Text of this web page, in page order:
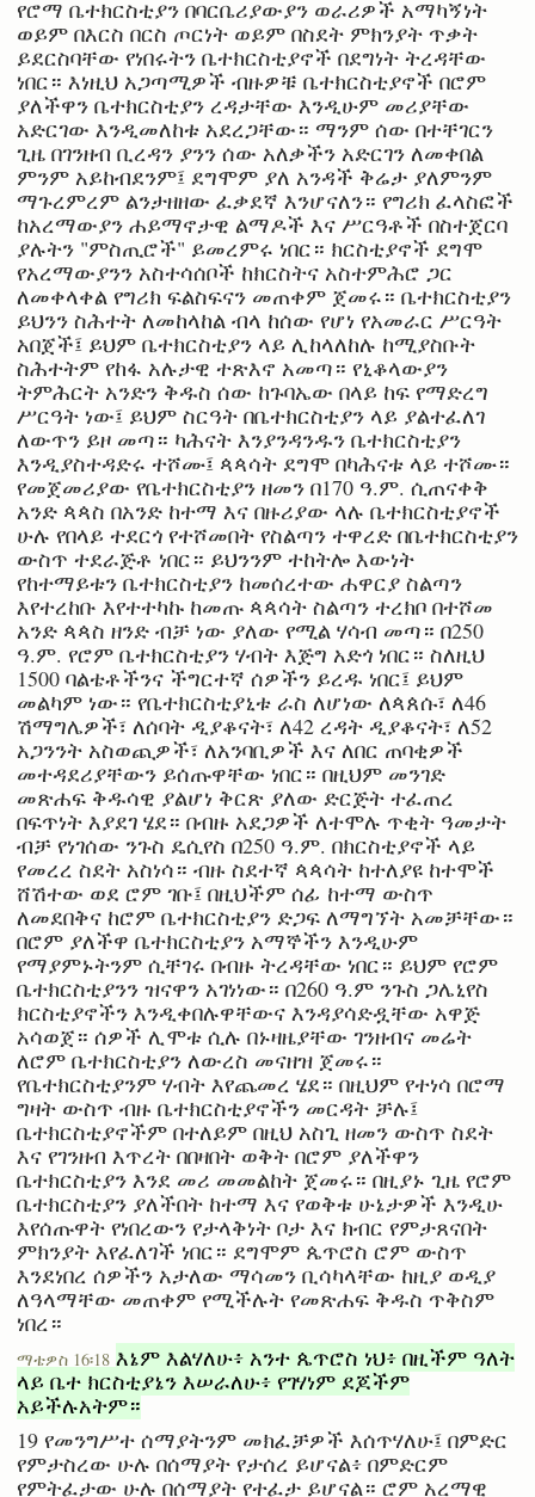
የሮማ ቤተክርስቲያን በባርቤሪያውያን ወራሪዎች አማካኝነት
ወይም በእርስ በርስ ጦርነት ወይም በስደት ምክንያት ጥቃት
ይደርስባቸው የነበሩትን ቤተክርስቲያኖች በደግነት ትረዳቸው
ነበር። እነዚህ አጋጣሚዎች ብዙዎቹ ቤተክርስቲያኖች በሮም
ያለችዋን ቤተክርስቲያን ረዳታቸው እንዲሁም መሪያቸው
አድርገው እንዲመለከቱ አደረጋቸው። ማንም ሰው በተቸገርን
ጊዜ በገንዘብ ቢረዳን ያንን ሰው አለቃችን አድርገን ለመቀበል
ምንም አይከብደንም፤ ደግሞም ያለ አንዳች ቅሬታ ያለምንም
ማጉረምረም ልንታዘዘው ፈቃደኛ እንሆናለን። የግሪክ ፈላስፎች
ከአረማውያን ሐይማኖታዊ ልማዶች እና ሥርዓቶች በስተጀርባ
ያሉትን "ምስጢሮች" ይመረምሩ ነበር። ክርስቲያኖች ደግሞ
የአረማውያንን አስተሳሰቦች ከክርስትና አስተምሕሮ ጋር
ለመቀላቀል የግሪክ ፍልስፍናን መጠቀም ጀመሩ። ቤተክርስቲያን
ይህንን ስሕተት ለመከላከል ብላ ከሰው የሆነ የአመራር ሥርዓት
አበጀች፤ ይህም ቤተክርስቲያን ላይ ሊከላለከሉ ከሚያስቡት
ስሕተትም የከፋ አሉታዊ ተጽእኖ አመጣ። የኒቆላውያን
ትምሕርት አንድን ቅዱስ ሰው ከጉባኤው በላይ ከፍ የማድረግ
ሥርዓት ነው፤ ይህም ስርዓት በቤተክርስቲያን ላይ ያልተፈለገ
ለውጥን ይዞ መጣ። ካሕናት እንያንዳንዱን ቤተክርስቲያን
እንዲያስተዳድሩ ተሾሙ፤ ጳጳሳት ደግሞ በካሕናቱ ላይ ተሾሙ።
የመጀመሪያው የቤተክርስቲያን ዘመን በ170 ዓ.ም. ሲጠናቀቅ
አንድ ጳጳስ በአንድ ከተማ እና በዙሪያው ላሉ ቤተክርስቲያኖች
ሁሉ የበላይ ተደርጎ የተሾመበት የስልጣን ተዋረድ በቤተክርስቲያን
ውስጥ ተደራጅቶ ነበር። ይህንንም ተከትሎ እውነት
የከተማይቱን ቤተክርስቲያን ከመሰረተው ሐዋርያ ስልጣን
እየተረከቡ እየተተካኩ ከመጡ ጳጳሳት ስልጣን ተረክቦ በተሾመ
አንድ ጳጳስ ዘንድ ብቻ ነው ያለው የሚል ሃሳብ መጣ። በ250
ዓ.ም. የሮም ቤተክርስቲያን ሃብት እጅግ አድጎ ነበር። ስለዚህ
1500 ባልቴቶችንና ችግርተኛ ሰዎችን ይረዱ ነበር፤ ይህም
መልካም ነው። የቤተክርስቲያኒቱ ራስ ለሆነው ለጳጰሱ፣ ለ46
ሽማግሌዎች፣ ለሰባት ዲያቆናት፣ ለ42 ረዳት ዲያቆናት፣ ለ52
አጋንንት አስወጪዎች፣ ለአንባቢዎች እና ለበር ጠባቂዎች
መተዳደሪያቸውን ይሰጡዋቸው ነበር። በዚህም መንገድ
መጽሐፍ ቅዱሳዊ ያልሆነ ቅርጽ ያለው ድርጅት ተፈጠረ
በፍጥነት እያደገ ሄደ። በብዙ አደጋዎች ለተሞሉ ጥቂት ዓመታት
ብቻ የነገሰው ንጉስ ዴሲየስ በ250 ዓ.ም. በክርስቲያኖች ላይ
የመረረ ስደት አስነሳ። ብዙ ስደተኛ ጳጳሳት ከተለያዩ ከተሞች
ሸሽተው ወደ ሮም ገቡ፤ በዚህችም ሰፊ ከተማ ውስጥ
ለመደበቅና ከሮም ቤተክርስቲያን ድጋፍ ለማግኘት አመቻቸው።
በሮም ያለችዋ ቤተክርስቲያን አማኞችን እንዲሁም
የማያምኑትንም ሲቸገሩ በብዙ ትረዳቸው ነበር። ይህም የሮም
ቤተክርስቲያንን ዝናዋን አገነነው። በ260 ዓ.ም ንጉስ ጋሌኒየስ
ክርስቲያኖችን እንዲቀበሉዋቸውና እንዳያሳድዷቸው አዋጅ
አሳወጀ። ሰዎች ሊሞቱ ሲሉ በኑዛዜያቸው ገንዘብና መሬት
ለሮም ቤተክርስቲያን ለውረስ መናዘዝ ጀመሩ።
የቤተክርስቲያንም ሃብት እየጨመረ ሄደ። በዚህም የተነሳ በሮማ
ግዛት ውስጥ ብዙ ቤተክርስቲያኖችን መርዳት ቻሉ፤
ቤተክርስቲያኖችም በተለይም በዚህ አስጊ ዘመን ውስጥ ስደት
እና የገንዘብ እጥረት በበዛበት ወቅት በሮም ያለችዋን
ቤተክርስቲያን እንደ መሪ መመልከት ጀመሩ። በዚያኑ ጊዜ የሮም
ቤተክርስቲያን ያለችበት ከተማ እና የወቅቱ ሁኔታዎች እንዲሁ
እየሰጡዋት የነበረውን የታላቅነት ቦታ እና ክብር የምታጸናበት
ምክንያት እየፈለገች ነበር። ደግሞም ጴጥሮስ ሮም ውስጥ
እንደነበረ ሰዎችን አታለው ማሳመን ቢሳካላቸው ከዚያ ወዲያ
ለዓላማቸው መጠቀም የሚችሉት የመጽሐፍ ቅዱስ ጥቅስም
ነበረ።
ማቴዎስ 16፡18 እኔም እልሃለሁ፥ አንተ ጴጥሮስ ነህ፥ በዚችም ዓለት
ላይ ቤተ ክርስቲያኔን እሠራለሁ፥ የገሃነም ደጆችም
አይችሉአትም።
19 የመንግሥተ ሰማያትንም መክፈቻዎች እሰጥሃለሁ፤ በምድር
የምታስረው ሁሉ በሰማያት የታሰረ ይሆናል፥ በምድርም
የምትፈታው ሁሉ በሰማያት የተፈታ ይሆናል። ሮም አረማዊ